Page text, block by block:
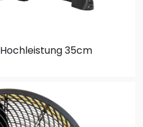
Hochleistung 35cm